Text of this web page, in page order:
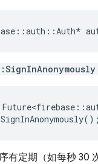
::auth ::Auth*
Future<firebase ::
SignInAnonymously();
有定期（如每秒 30